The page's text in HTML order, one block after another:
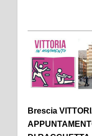
Brescia